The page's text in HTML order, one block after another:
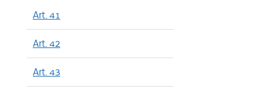
Art. 41
Art. 42
Art. 43